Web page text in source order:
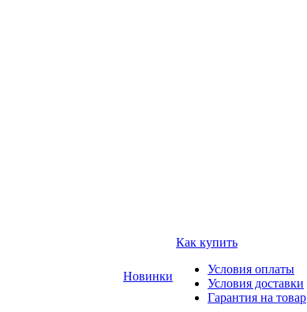
Новинки
Как купить
Условия оплаты
Условия доставки
Гарантия на товар